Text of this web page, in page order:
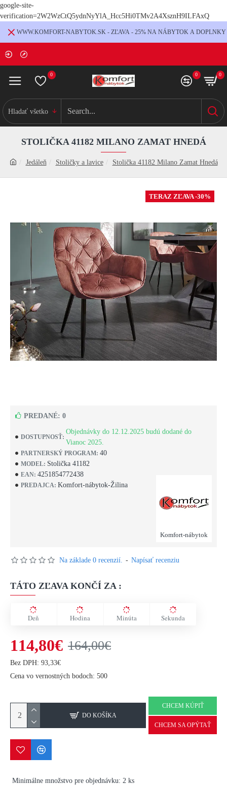
google-site-
verification=2W2WzCtQ5ydnNyYlA_Hcc5Hi0TMv2A4XsznH9ILFAxQ
WWW.KOMFORT-NABYTOK.SK - ZĽAVA - 25% NA NÁBYTOK A DOPLNKY
0 0 0
Hladať všetko
Jedáleň Stoličky a lavice Stolička 41182 Milano Zamat Hnedá
STOLIČKA 41182 MILANO ZAMAT HNEDÁ
TERAZ ZĽAVA -30%
DOSTUPNOSŤ:
Objednávky do 12.12.2025 budú dodané do
Vianoc 2025.
PARTNERSKÝ PROGRAM: 40
MODEL: Stolička 41182
EAN: 4251854772438
PREDAJCA: Komfort-nábytok-Žilina
Komfort-nábytok
PREDANÉ: 0
Na základe 0 recenzií. - Napísať recenziu
TÁTO ZĽAVA KONČÍ ZA :
Deň Hodina Minúta Sekunda
114,80€ 164,00€
Bez DPH: 93,33€
Cena vo vernostných bodoch: 500
DO KOŠÍKA
CHCEM KÚPIŤ
CHCEM SA OPÝTAŤ
Minimálne množstvo pre objednávku: 2 ks